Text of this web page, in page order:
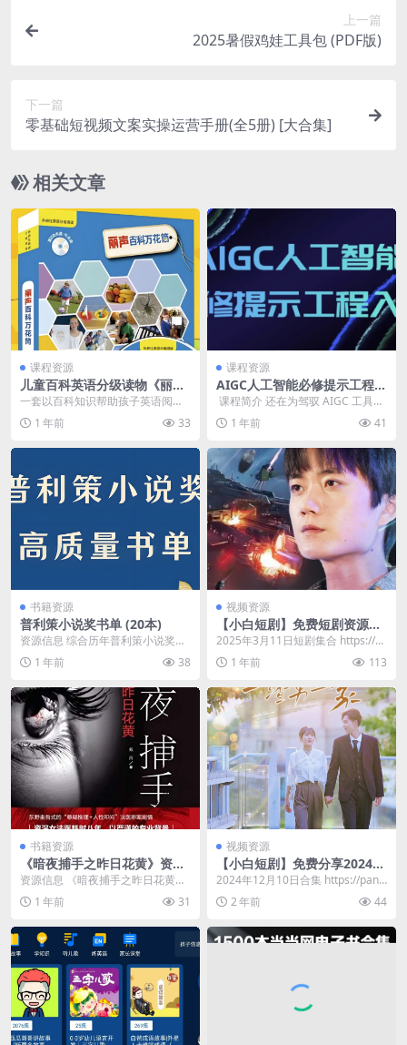
上一篇
2025暑假鸡娃工具包 (PDF版)
下一篇
零基础短视频文案实操运营手册(全5册) [大合集]
相关文章
课程资源
儿童百科英语分级读物《丽声
百科万花筒 (PDF+音频) 》
一套以百科知识帮助孩子英语阅读
启蒙的分级读物。 通过阅读话题丰
富、图片逼真、词句...
1 年前 33
课程资源
AIGC人工智能必修提示工程入
门
​ 课程简介 还在为驾驭 AIGC 工具犯
难？ 这门 AIGC 人工智能必修提
示...1 年前 41
书籍资源
普利策小说奖书单 (20本)
资源信息 综合历年普利策小说奖获
奖作品中甄选的20本经典及近年代
表作，包含多种格...
1 年前 38
视频资源
【小白短剧】免费短剧资源分
享2025年3月11日
2025年3月11日短剧集合 https://p
an.quark.cn/s/30...
1 年前 113
书籍资源
《暗夜捕手之昨日花黄》资深
女法医耗时8年讲述诡案背后
的高智商故事[epub]
资源信息 《暗夜捕手之昨日花黄》
是一部悬疑奇幻交织的都市传说，
讲述捕夜人江墨在霓...
1 年前 31
视频资源
【小白短剧】免费分享2024年
12月10日
2024年12月10日合集 https://pan.
quark.cn/s/12f...
2 年前 44